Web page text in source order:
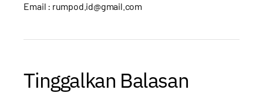
Email : rumpod.id@gmail.com
Tinggalkan Balasan